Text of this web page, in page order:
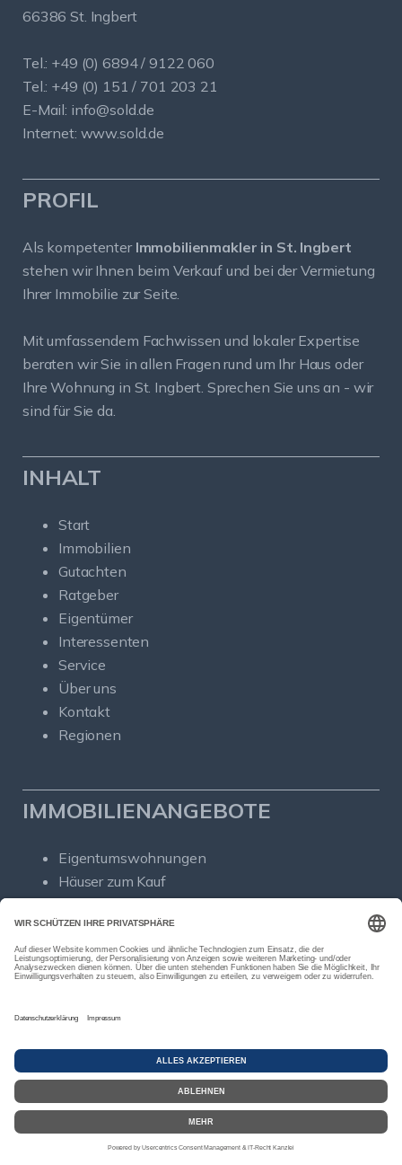
66386 St. Ingbert
Tel.: +49 (0) 6894 / 9122 060
Tel.: +49 (0) 151 / 701 203 21
E-Mail: info@sold.de
Internet: www.sold.de
PROFIL
Als kompetenter Immobilienmakler in St. Ingbert
stehen wir Ihnen beim Verkauf und bei der Vermietung
Ihrer Immobilie zur Seite.
Mit umfassendem Fachwissen und lokaler Expertise
beraten wir Sie in allen Fragen rund um Ihr Haus oder
Ihre Wohnung in St. Ingbert. Sprechen Sie uns an - wir
sind für Sie da.
INHALT
Start
Immobilien
Gutachten
Ratgeber
Eigentümer
Interessenten
Service
Über uns
Kontakt
Regionen
IMMOBILIENANGEBOTE
Eigentumswohnungen
Häuser zum Kauf
Grundstücke
Mietangebote
Renditeobjekte
Gewerbeimmobilien
© Sold Immobilien
Powered by Immonia GmbH
Sitemap
Vertrag widerrufen